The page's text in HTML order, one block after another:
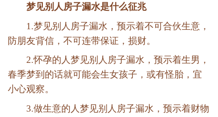
梦见别人房子漏水是什么征兆
1.梦见别人房子漏水，预示着不可合伙生意，
防朋友背信，不可连带保证，损财。
2.怀孕的人梦见别人房子漏水，预示着生男，
春季梦到的话就可能会生女孩子，或有怪胎，宜
小心观察。
3.做生意的人梦见别人房子漏水，预示着财物